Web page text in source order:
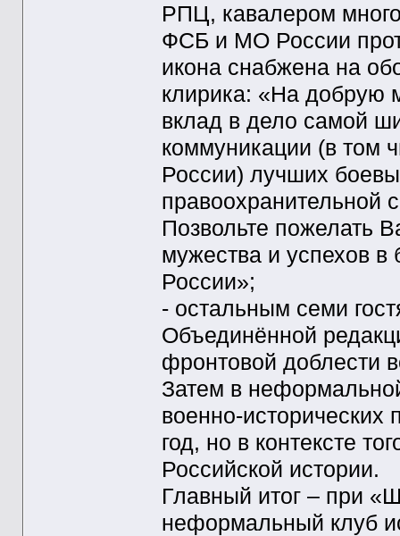
РПЦ, кавалером
ФСБ и МО России
икона снабжена на
клирика: «На добрую
вклад в дело самой
коммуникации (в том
России) лучших
правоохранительной
Позвольте пожелать
мужества и успехов в
России»;
- остальным семи
Объединённой
фронтовой
Затем в
военно-
год, но в контексте
Российской истории.
Главный итог – при
неформальный клуб